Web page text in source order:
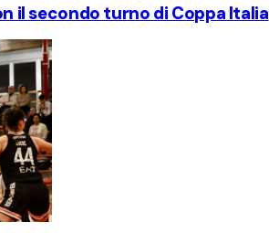
il secondo turno di Coppa Italia